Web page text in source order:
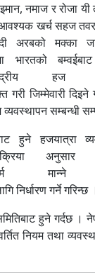
र रोजा यी
खर्च सहज
अरबको
हज
जिम्मेवारी
सम्बन्धी
अनुसार
गर्ने गरिन्छ ।
हुने गर्दछ ।
नियम तथा